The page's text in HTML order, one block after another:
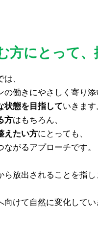
方にとって
、
働きにやさしく寄り添
状態を目指していきます
方はもちろん、
えたい方にとっても、
がるアプローチです。
放出されることを指し
けて自然に変化してい